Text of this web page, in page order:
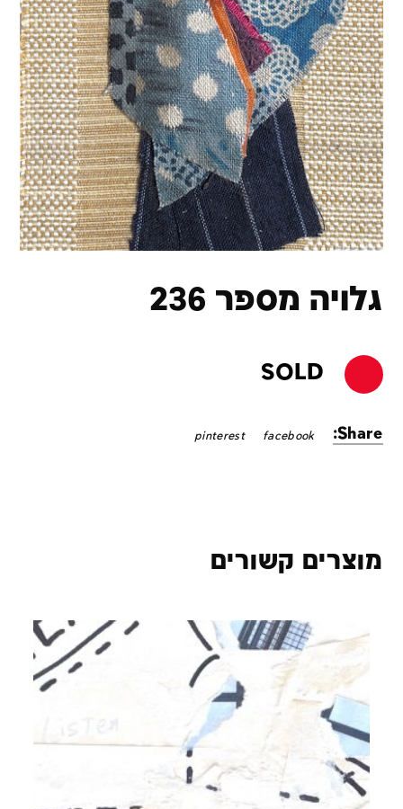
גלויה מספר 236
SOLD
Share:
facebook
pinterest
מוצרים קשורים